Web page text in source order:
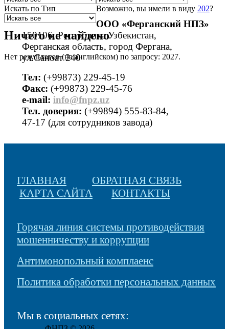
Искать по Тип Возможно, вы имели в виду 202?
Ничего не найдено
Нет результатов (на английском) по запросу: 2027.
ООО «Ферганский НПЗ»
150106, Республика Узбекистан,
Ферганская область, город Фергана,
ул.Саноат 240
Тел: (+99873) 229-45-19
Факс: (+99873) 229-45-76
е-mail: info@fnpz.uz
Тел. доверия: (+99894) 555-83-84,
47-17 (для сотрудников завода)
ГЛАВНАЯ
ОБРАТНАЯ СВЯЗЬ
КАРТА САЙТА
КОНТАКТЫ
Горячая линия системы противодействия
мошенничеству и коррупции
Антимонопольный комплаенс
Политика обработки персональных данных
Мы в социальных сетях: